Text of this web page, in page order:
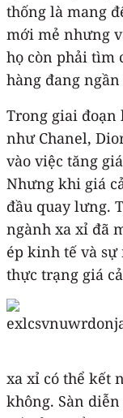
thống là mang
mới mẻ nhưng
họ còn phải tìm
hàng đang
Trong giai đoạn
như Chanel,
vào việc tăng
Nhưng khi giá
đầu quay lưng.
ngành xa xỉ đã
ép kinh tế và
thực trạng giá
xa xỉ có thể kết
không. Sàn